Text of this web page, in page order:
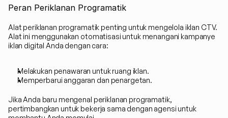
Peran Periklanan Programatik
Alat periklanan programatik penting untuk mengelola iklan CTV.
Alat ini menggunakan otomatisasi untuk menangani kampanye
iklan digital Anda dengan cara:
Melakukan penawaran untuk ruang iklan.
Memperbarui anggaran dan penargetan.
Jika Anda baru mengenal periklanan programatik,
pertimbangkan untuk bekerja sama dengan agensi untuk